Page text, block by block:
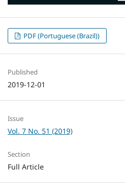
PDF (Portuguese (Brazil))
Published
2019-12-01
Issue
Vol. 7 No. 51 (2019)
Section
Full Article